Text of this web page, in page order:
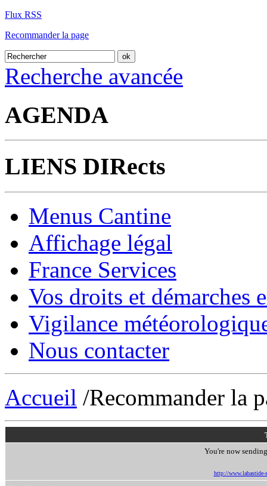
Flux RSS
Recommander la page
Recherche avancée
AGENDA
LIENS DIRects
Menus Cantine
Affichage légal
France Services
Vos droits et démarches
Vigilance
Nous contacter
Accueil /Recommander la
You're now
http://www.labastide-